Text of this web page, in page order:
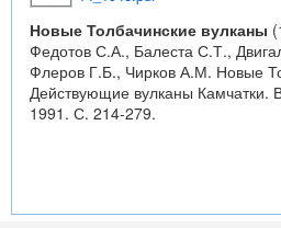
Новые Толбачинские вулканы
Федотов С.А., Балеста С.Т.,
Флеров Г.Б., Чирков А.М. Новые
Действующие вулканы Камчатки.
1991. С. 214-279.